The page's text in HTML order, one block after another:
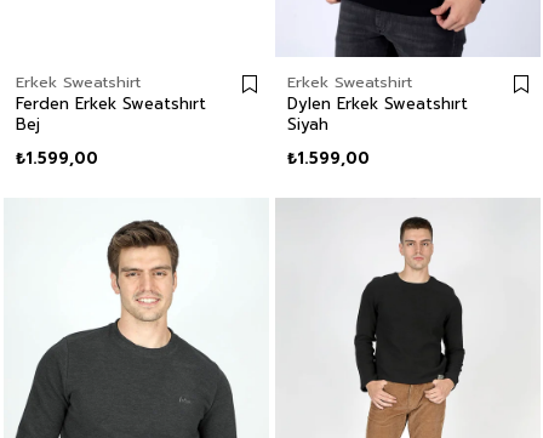
Erkek Sweatshirt
Ferden Erkek Sweatshırt
Bej
₺1.599,00
Erkek Sweatshirt
Dylen Erkek Sweatshırt
Siyah
₺1.599,00